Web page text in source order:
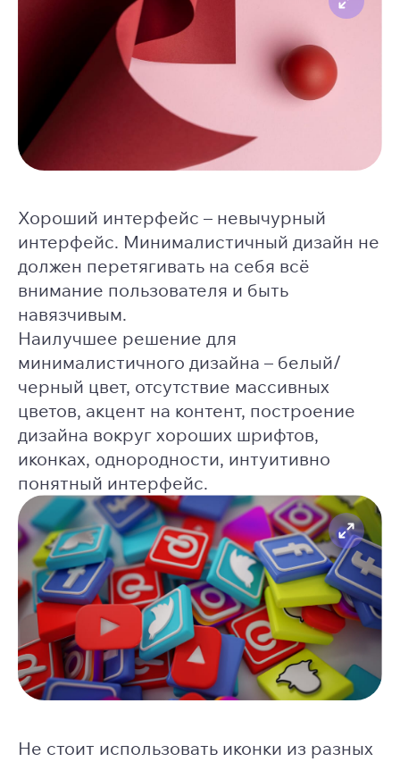
Хороший интерфейс – невычурный
интерфейс. Минималистичный дизайн не
должен перетягивать на себя всё
внимание пользователя и быть
навязчивым.
Наилучшее решение для
минималистичного дизайна – белый/
черный цвет, отсутствие массивных
цветов, акцент на контент, построение
дизайна вокруг хороших шрифтов,
иконках, однородности, интуитивно
понятный интерфейс.
Не стоит использовать иконки из разных